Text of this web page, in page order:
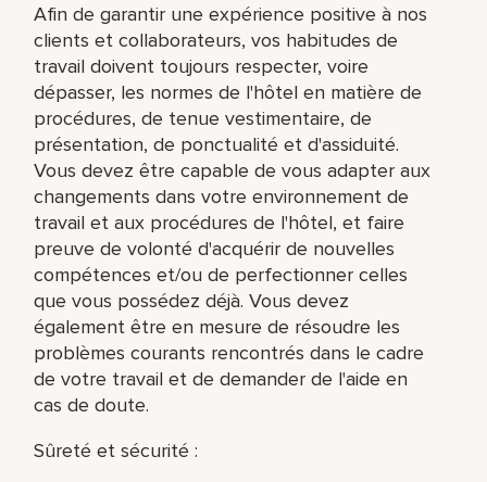
Afin de garantir une expérience positive à nos
clients et collaborateurs, vos habitudes de
travail doivent toujours respecter, voire
dépasser, les normes de l'hôtel en matière de
procédures, de tenue vestimentaire, de
présentation, de ponctualité et d'assiduité.
Vous devez être capable de vous adapter aux
changements dans votre environnement de
travail et aux procédures de l'hôtel, et faire
preuve de volonté d'acquérir de nouvelles
compétences et/ou de perfectionner celles
que vous possédez déjà. Vous devez
également être en mesure de résoudre les
problèmes courants rencontrés dans le cadre
de votre travail et de demander de l'aide en
cas de doute.
Sûreté et sécurité :